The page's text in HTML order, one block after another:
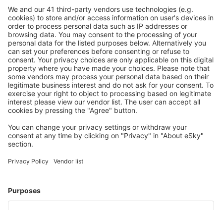
Stáhněte si naši aplikacia plánujte své cesty
pohodlně
Naplánujte si cestu
Letenky
Ubytování